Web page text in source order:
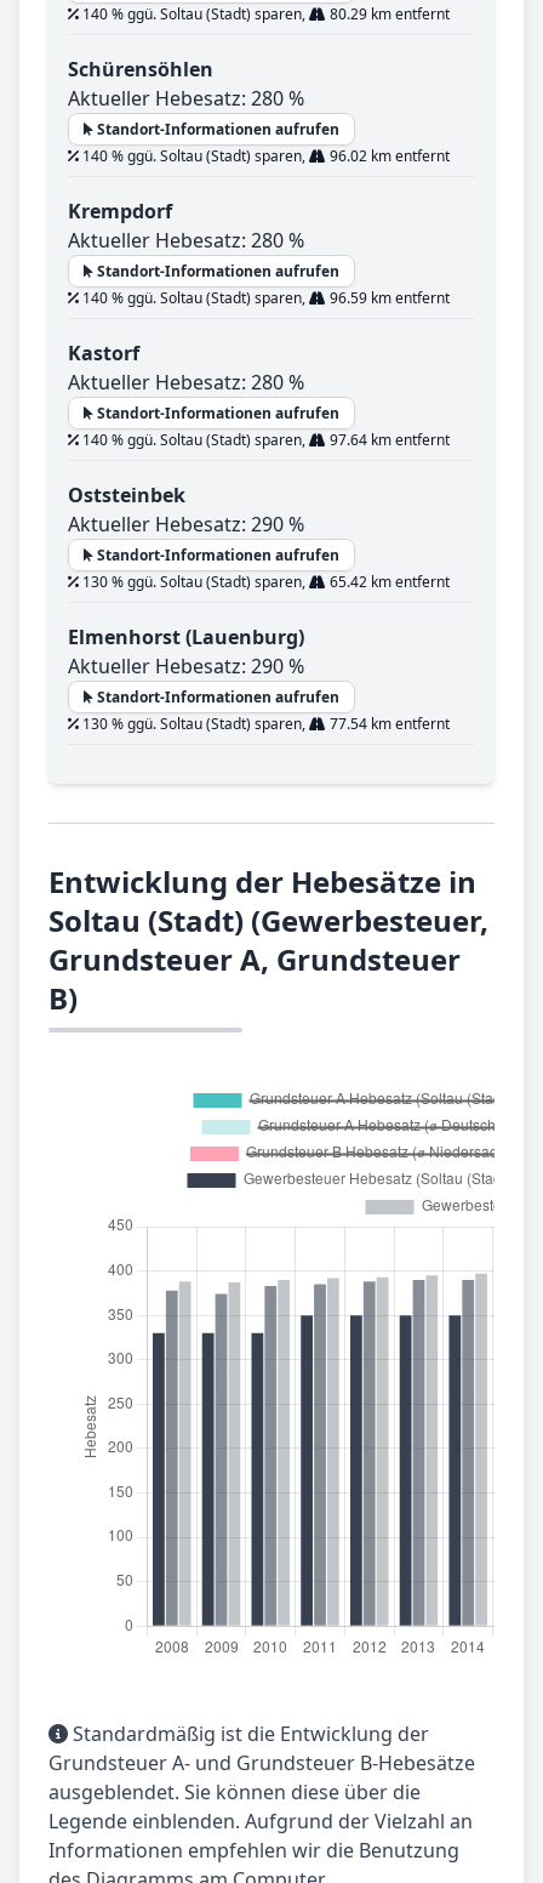
140 % ggü. Soltau (Stadt) sparen,
80.29 km entfernt
Schürensöhlen
Aktueller Hebesatz: 280 %
Standort-Informationen aufrufen
140 % ggü. Soltau (Stadt) sparen,
96.02 km entfernt
Krempdorf
Aktueller Hebesatz: 280 %
Standort-Informationen aufrufen
140 % ggü. Soltau (Stadt) sparen,
96.59 km entfernt
Kastorf
Aktueller Hebesatz: 280 %
Standort-Informationen aufrufen
140 % ggü. Soltau (Stadt) sparen,
97.64 km entfernt
Oststeinbek
Aktueller Hebesatz: 290 %
Standort-Informationen aufrufen
130 % ggü. Soltau (Stadt) sparen,
65.42 km entfernt
Elmenhorst (Lauenburg)
Aktueller Hebesatz: 290 %
Standort-Informationen aufrufen
130 % ggü. Soltau (Stadt) sparen,
77.54 km entfernt
Entwicklung der Hebesätze in
Soltau (Stadt) (Gewerbesteuer,
Grundsteuer A, Grundsteuer
B)
Standardmäßig ist die Entwicklung der
Grundsteuer A- und Grundsteuer B-Hebesätze
ausgeblendet. Sie können diese über die
Legende einblenden. Aufgrund der Vielzahl an
Informationen empfehlen wir die Benutzung